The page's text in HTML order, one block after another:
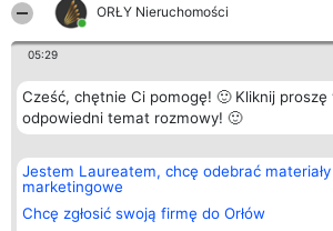
ORŁY Nieruchomości
05:29
Cześć, chętnie Ci pomogę! 🙂 Kliknij proszę
odpowiedni temat rozmowy! 🙂
Jestem Laureatem, chcę odebrać materiały
marketingowe
Chcę zgłosić swoją firmę do Orłów
9.5
Organizator plebiscytu
Bright Side Solutions sp. z o.
o. sp. k.
Wrocław 50-079
KRS 0000749100 | Regon
381313360 | NIP 8943132676
+48 508 492 400
Plebiscyt
Laureaci
Lista
Laureatów
Zasady
Polityka